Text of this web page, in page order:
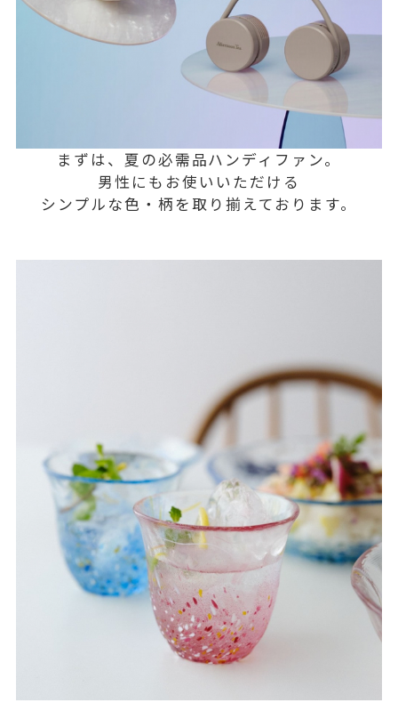
まずは、夏の必需品ハンディファン。
男性にもお使いいただける
シンプルな色・柄を取り揃えております。